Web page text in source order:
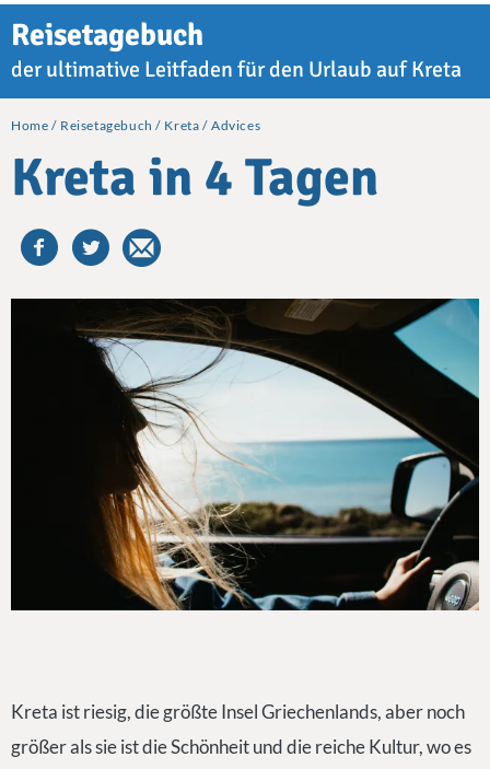
Reisetagebuch
der ultimative Leitfaden für den Urlaub auf Kreta
Home Reisetagebuch Kreta Advices
Kreta in 4 Tagen
Kreta ist riesig, die größte Insel Griechenlands, aber noch
größer als sie ist die Schönheit und die reiche Kultur, wo es